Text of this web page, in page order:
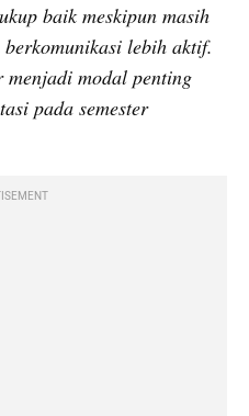
baik meskipun masih
lebih aktif.
modal penting
pada semester